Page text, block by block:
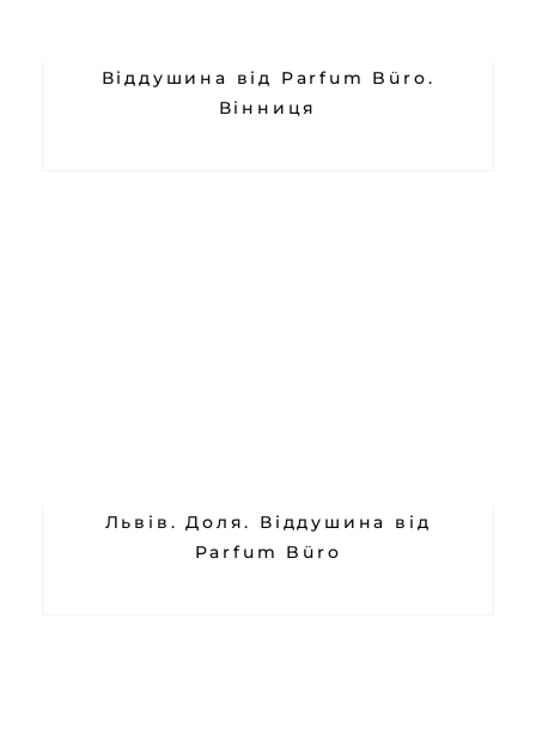
Віддушина від Parfum Büro.
Вінниця
Львів. Доля. Віддушина від
Parfum Büro